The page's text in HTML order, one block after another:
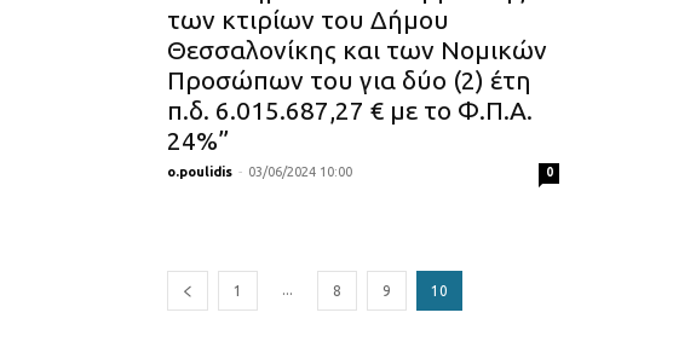
των κτιρίων του Δήμου
Θεσσαλονίκης και των Νομικών
Προσώπων του για δύο (2) έτη
π.δ. 6.015.687,27 € με το Φ.Π.Α.
24%”
o.poulidis - 03/06/2024 10:00 0
1 ... 8 9 10